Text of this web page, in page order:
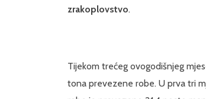
zrakoplovstvo.
Tijekom trećeg ovogodišnjeg
tona prevezene robe. U prva tri